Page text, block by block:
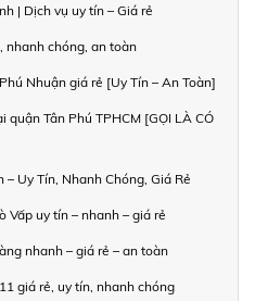
| Dịch vụ uy tín – Giá rẻ
nhanh chóng, an toàn
Nhuận giá rẻ [Uy Tín – An Toàn]
Tân Phú TPHCM [GỌI LÀ CÓ
– Uy Tín, Nhanh Chóng, Giá Rẻ
Vấp uy tín – nhanh – giá rẻ
nhanh – giá rẻ – an toàn
giá rẻ, uy tín, nhanh chóng